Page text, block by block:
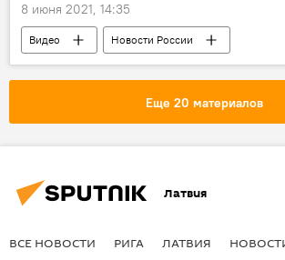
8 июня 2021, 14:35
Видео
Новости России
Мультимедиа
Россия
свобода слова
журналистика
СМИ
Еще 20 материалов
Латвия
ВСЕ НОВОСТИ РИГА ЛАТВИЯ